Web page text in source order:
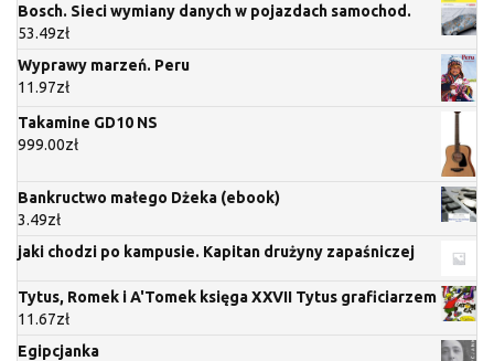
Bosch. Sieci wymiany danych w pojazdach samochod.
53.49zł
Wyprawy marzeń. Peru
11.97zł
Takamine GD10 NS
999.00zł
Bankructwo małego Dżeka (ebook)
3.49zł
jaki chodzi po kampusie. Kapitan drużyny zapaśniczej
Tytus, Romek i A'Tomek księga XXVII Tytus graficiarzem
11.67zł
Egipcjanka